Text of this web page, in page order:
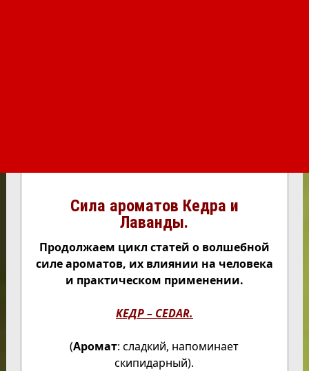
Сила ароматов Кедра и
Лаванды.
Продолжаем цикл статей о волшебной
силе ароматов, их влиянии на человека
и практическом применении.
КЕДР – CEDAR.
(Аромат: сладкий, напоминает
скипидарный).